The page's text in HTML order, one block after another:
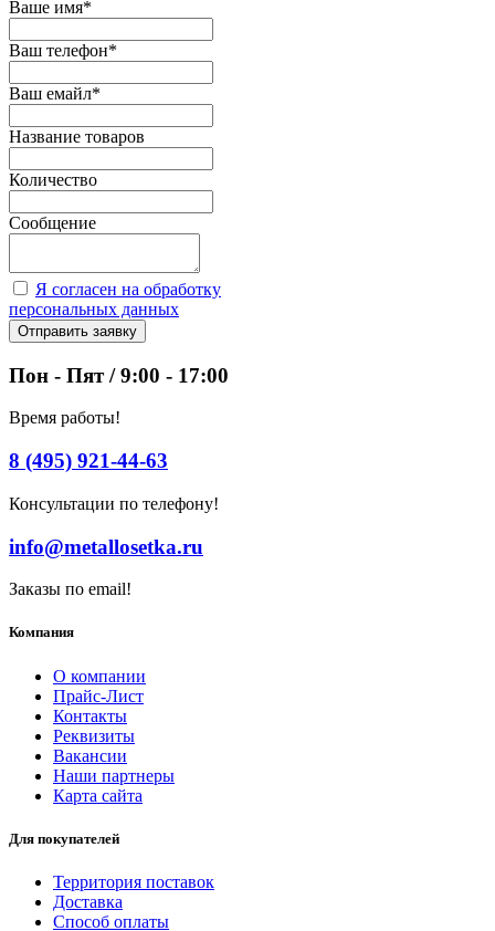
Ваше имя*
Ваш телефон*
Ваш емайл*
Название товаров
Количество
Сообщение
Я согласен на обработку
персональных данных
Отправить заявку
Пон - Пят / 9:00 - 17:00
Время работы!
8 (495) 921-44-63
Консультации по телефону!
info@metallosetka.ru
Заказы по email!
Компания
О компании
Прайс-Лист
Контакты
Реквизиты
Вакансии
Наши партнеры
Карта сайта
Для покупателей
Территория поставок
Доставка
Способ оплаты